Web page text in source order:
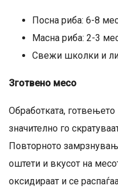
Посна риба: 6-8
Масна риба: 2-3
Свежи школки и
Зготвено месо
Обработката,
значително го
Повторното
оштети и вкусот на
оксидираат и се